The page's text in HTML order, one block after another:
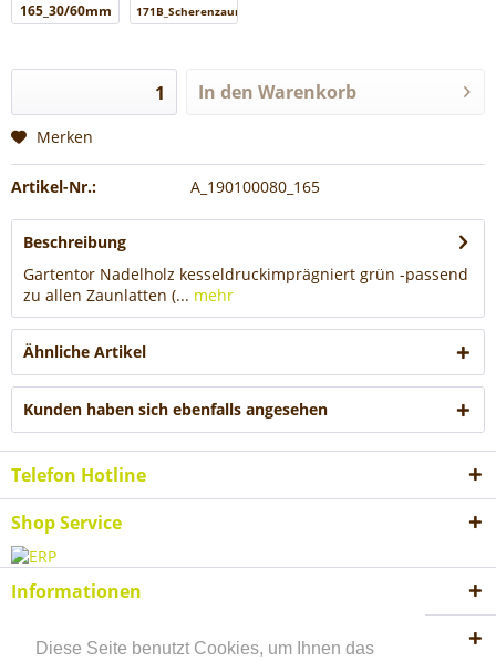
Diese Seite benutzt Cookies, um Ihnen das
165_30/60mm 171B_Scherenzaun
In den Warenkorb
Merken
Artikel-Nr.: A_190100080_165
Beschreibung
Gartentor Nadelholz kesseldruckimprägniert grün -passend
zu allen Zaunlatten (... mehr
Ähnliche Artikel
Kunden haben sich ebenfalls angesehen
Telefon Hotline
Shop Service
Informationen
Akzeptierte Zahlungsweisen